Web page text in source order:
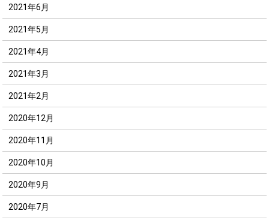
2021年6月
2021年5月
2021年4月
2021年3月
2021年2月
2020年12月
2020年11月
2020年10月
2020年9月
2020年7月